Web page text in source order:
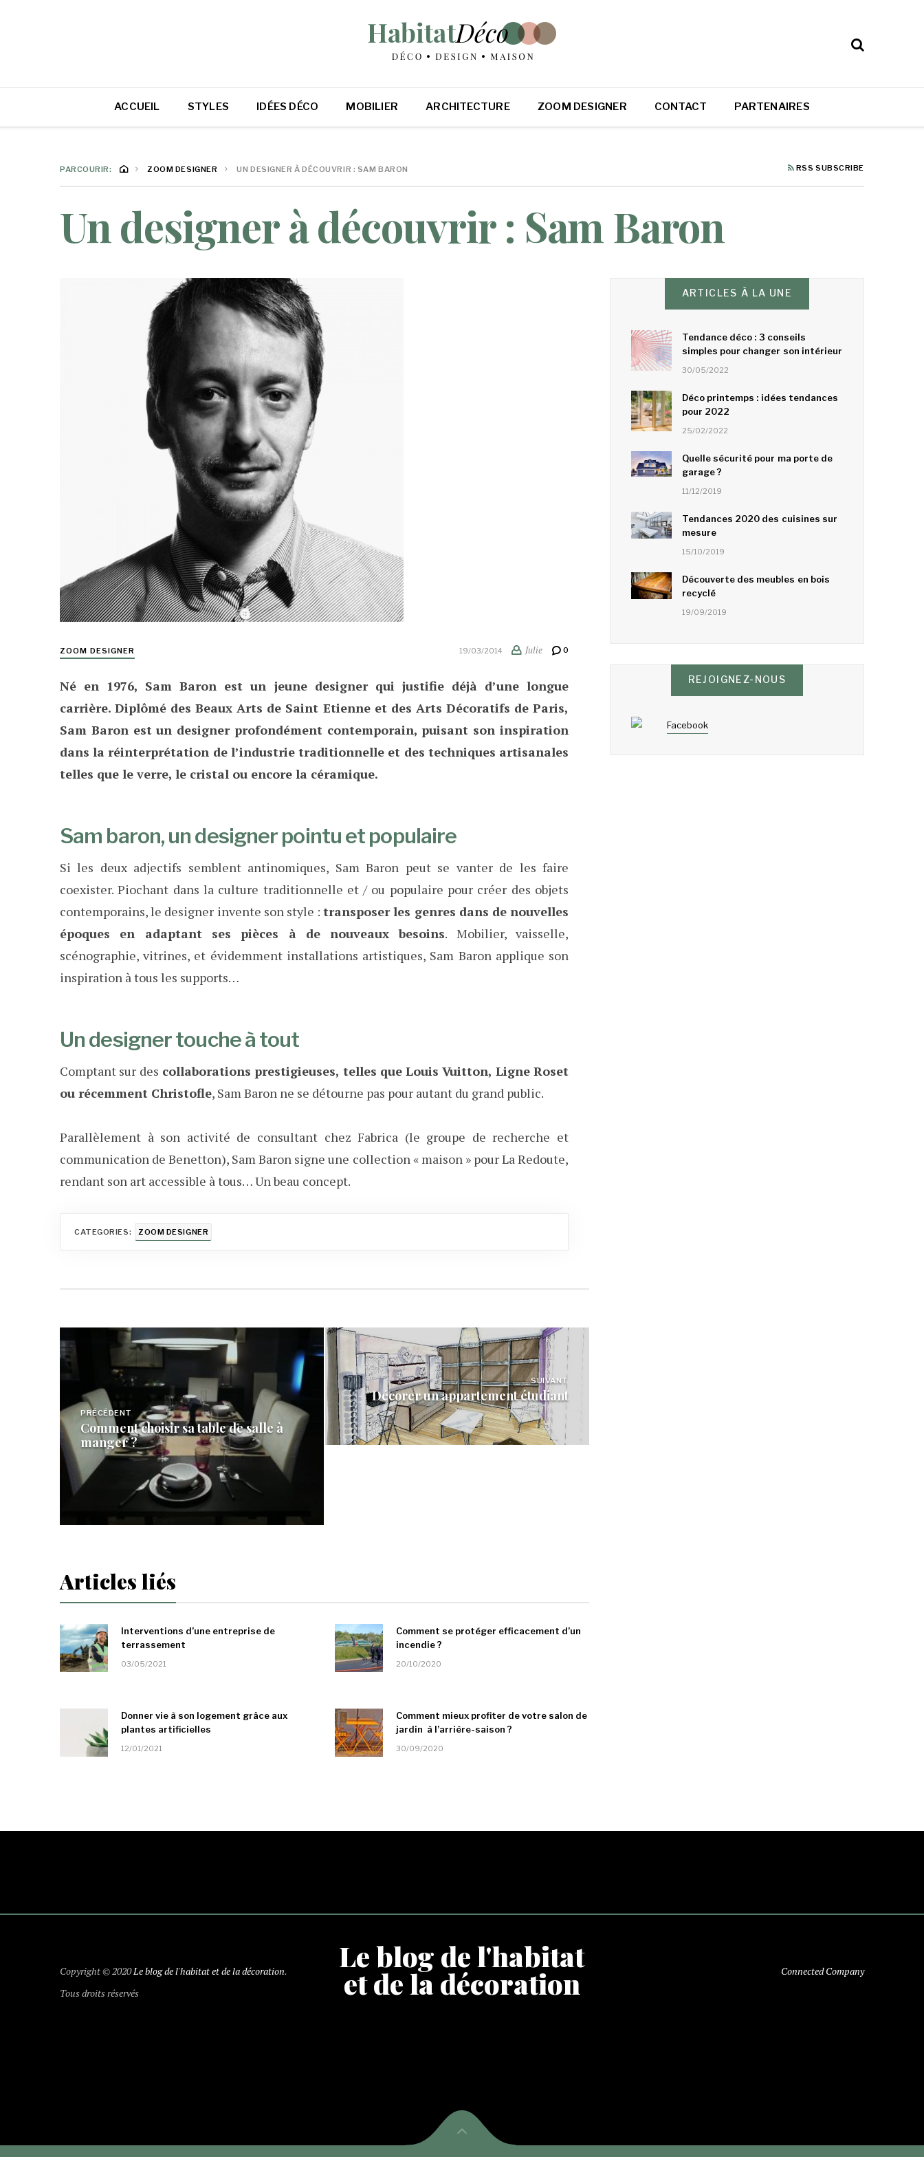
ACCUEIL STYLES IDÉES DÉCO MOBILIER ARCHITECTURE ZOOM DESIGNER CONTACT PARTENAIRES
PARCOURIR: ZOOM DESIGNER UN DESIGNER À DÉCOUVRIR : SAM BARON RSS SUBSCRIBE
Un designer à découvrir : Sam Baron
ZOOM DESIGNER 19/03/2014 Julie 0
Né en 1976, Sam Baron est un jeune designer qui justifie déjà d’une longue
carrière. Diplômé des Beaux Arts de Saint Etienne et des Arts Décoratifs de Paris,
Sam Baron est un designer profondément contemporain, puisant son inspiration
dans la réinterprétation de l’industrie traditionnelle et des techniques artisanales
telles que le verre, le cristal ou encore la céramique.
Sam baron, un designer pointu et populaire
Si les deux adjectifs semblent antinomiques, Sam Baron peut se vanter de les faire
coexister. Piochant dans la culture traditionnelle et / ou populaire pour créer des objets
contemporains, le designer invente son style :transposer les genres dans de nouvelles
époques en adaptant ses pièces à de nouveaux besoins. Mobilier, vaisselle,
scénographie, vitrines, et évidemment installations artistiques, Sam Baron applique son
inspiration à tous les supports…
Un designer touche à tout
Comptant sur des collaborations prestigieuses, telles que Louis Vuitton, Ligne Roset
ou récemment Christofle, Sam Baron ne se détourne pas pour autant du grand public.
Parallèlement à son activité de consultant chez Fabrica (le groupe de recherche et
communication de Benetton), Sam Baron signe une collection « maison » pour La Redoute,
rendant son art accessible à tous… Un beau concept.
CATEGORIES: ZOOM DESIGNER
Navigation
de
l’article
PRÉCÉDENT
Comment choisir sa table de salle à
manger ?
SUIVANT
Décorer un appartement étudiant
Articles liés
Interventions d’une entreprise de
terrassement
03/05/2021
Comment se protéger efficacement d’un
incendie ?
20/10/2020
Donner vie à son logement grâce aux
plantes artificielles
12/01/2021
Comment mieux profiter de votre salon de
jardin à l’arrière-saison ?
30/09/2020
ARTICLES À LA UNE
Tendance déco : 3 conseils
simples pour changer son intérieur
30/05/2022
Déco printemps : idées tendances
pour 2022
25/02/2022
Quelle sécurité pour ma porte de
garage ?
11/12/2019
Tendances 2020 des cuisines sur
mesure
15/10/2019
Découverte des meubles en bois
recyclé
19/09/2019
REJOIGNEZ-NOUS
Facebook
Copyright © 2020Le blog de l'habitat et de la décoration.
Tous droits réservés
Le blog de l'habitat
et de la décoration Connected Company